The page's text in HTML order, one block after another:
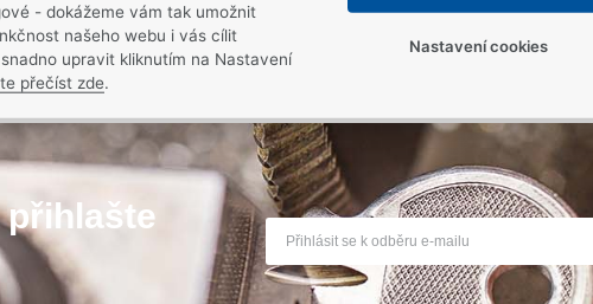
poradenství
s výběrem i
Certifikovaný partner
,Mul-T-Lock
aYale
přihlašte
- dokážeme vám tak umožnit
našeho webu i vás cílit
upravit kliknutím na Nastavení
přečíst zde.
Nastavení cookies